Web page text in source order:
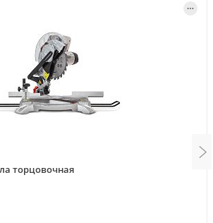
торцовочная